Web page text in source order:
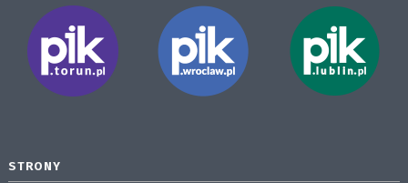
STRONY